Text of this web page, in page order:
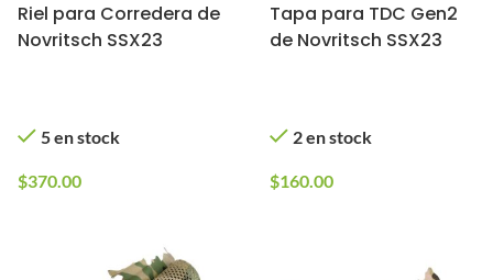
Riel para Corredera de
Novritsch SSX23
5 en stock
$370.00
Tapa para TDC Gen2
de Novritsch SSX23
2 en stock
$160.00